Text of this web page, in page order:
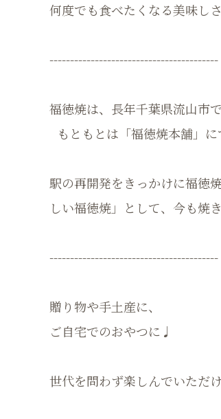
何度でも食べたくなる美味しさ
-----------------------------------------
福徳焼は、長年千葉県流山市
もともとは「福徳焼本舗」
駅の再開発をきっかけに福徳
しい福徳焼」として、今も焼
-----------------------------------------
贈り物や手土産に、
ご自宅でのおやつに♩
世代を問わず楽しんでいただ